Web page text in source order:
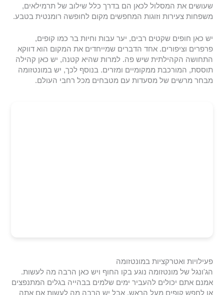
שעושים את המסלול לכאן הם בדרך כלל שילוב של תרמילאים,
משפחות צעירות וזוגות המחפשים מקום לחופשה רומנטית בטבע.
יש כאן חופים שקטים רבים, יער עבות וחיות בר כמו קופים,
פרפרים וציפורים. אחד הדברים שמייחדים את המקום הוא דווקא
התחושה הקהילתית שיש פה. למרות שהיא קטנה, יש כאן קהילה
תוססת, המורכבת ממקומיים ומזרים. בנוסף לכך, יש במונטזומה
מבחר מרשים של מסעדות עם מטבחים מכל רחבי העולם.
פעילויות ואטרקציות במונטזומה
הג'ונגל של מונטזומה נוגע בקו החוף ויש כאן הרבה מה לעשות.
אמנם אתם יכולים להעביר ימים שלמים בבהייה בגלים המתנפצים
או לחפש קופים מעל הראש, אבל יש הרבה מה לעשות אם אתה